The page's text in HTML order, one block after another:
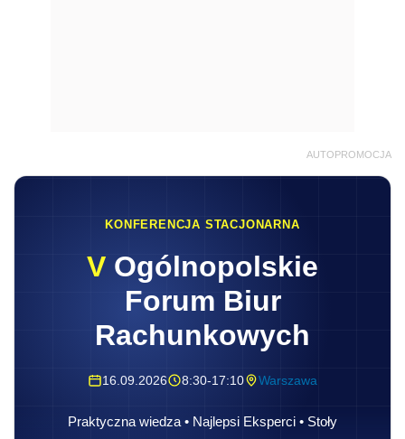
AUTOPROMOCJA
KONFERENCJA STACJONARNA
V Ogólnopolskie
Forum Biur
Rachunkowych
16.09.2026 8:30-17:10 Warszawa
Praktyczna wiedza • Najlepsi Eksperci • Stoły